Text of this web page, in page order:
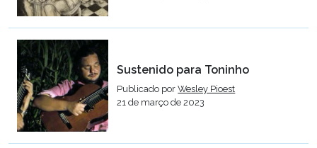
Sustenido para Toninho
Publicado porWesley Pioest
21 de março de 2023